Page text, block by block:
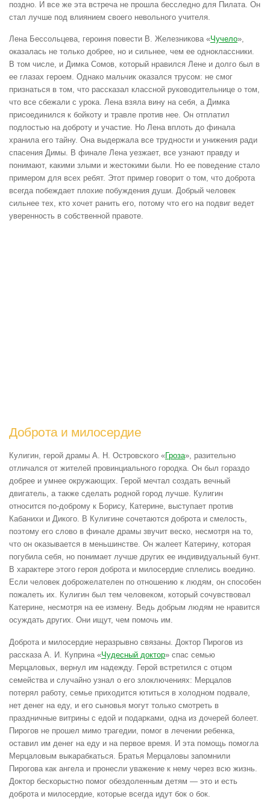
поздно. И все же эта встреча не прошла бесследно для Пилата. Он
стал лучше под влиянием своего невольного учителя.
Лена Бессольцева, героиня повести В. Железникова «Чучело»,
оказалась не только добрее, но и сильнее, чем ее одноклассники.
В том числе, и Димка Сомов, который нравился Лене и долго был в
ее глазах героем. Однако мальчик оказался трусом: не смог
признаться в том, что рассказал классной руководительнице о том,
что все сбежали с урока. Лена взяла вину на себя, а Димка
присоединился к бойкоту и травле против нее. Он отплатил
подлостью на доброту и участие. Но Лена вплоть до финала
хранила его тайну. Она выдержала все трудности и унижения ради
спасения Димы. В финале Лена уезжает, все узнают правду и
понимают, какими злыми и жестокими были. Но ее поведение стало
примером для всех ребят. Этот пример говорит о том, что доброта
всегда побеждает плохие побуждения души. Добрый человек
сильнее тех, кто хочет ранить его, потому что его на подвиг ведет
уверенность в собственной правоте.
Доброта и милосердие
Кулигин, герой драмы А. Н. Островского «Гроза», разительно
отличался от жителей провинциального городка. Он был гораздо
добрее и умнее окружающих. Герой мечтал создать вечный
двигатель, а также сделать родной город лучше. Кулигин
относится по-доброму к Борису, Катерине, выступает против
Кабанихи и Дикого. В Кулигине сочетаются доброта и смелость,
поэтому его слово в финале драмы звучит веско, несмотря на то,
что он оказывается в меньшинстве. Он жалеет Катерину, которая
погубила себя, но понимает лучше других ее индивидуальный бунт.
В характере этого героя доброта и милосердие сплелись воедино.
Если человек доброжелателен по отношению к людям, он способен
пожалеть их. Кулигин был тем человеком, который сочувствовал
Катерине, несмотря на ее измену. Ведь добрым людям не нравится
осуждать других. Они ищут, чем помочь им.
Доброта и милосердие неразрывно связаны. Доктор Пирогов из
рассказа А. И. Куприна «Чудесный доктор» спас семью
Мерцаловых, вернул им надежду. Герой встретился с отцом
семейства и случайно узнал о его злоключениях: Мерцалов
потерял работу, семье приходится ютиться в холодном подвале,
нет денег на еду, и его сыновья могут только смотреть в
праздничные витрины с едой и подарками, одна из дочерей болеет.
Пирогов не прошел мимо трагедии, помог в лечении ребенка,
оставил им денег на еду и на первое время. И эта помощь помогла
Мерцаловым выкарабкаться. Братья Мерцаловы запомнили
Пирогова как ангела и пронесли уважение к нему через всю жизнь.
Доктор бескорыстно помог обездоленным детям — это и есть
доброта и милосердие, которые всегда идут бок о бок.